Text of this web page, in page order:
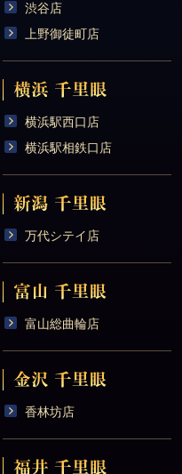
渋谷店
上野御徒町店
横浜駅西口店
横浜駅相鉄口店
万代シテイ店
富山総曲輪店
香林坊店